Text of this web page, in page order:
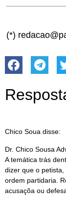
(*)
Chico Soua disse:
Dr. Chico Sousa
A temática trás
dizer que o
ordem partidaria.
acusaçõa ou